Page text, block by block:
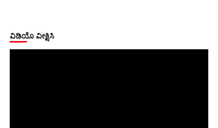
ವಿಡಿಯೊ ವೀಕ್ಷಿಸಿ